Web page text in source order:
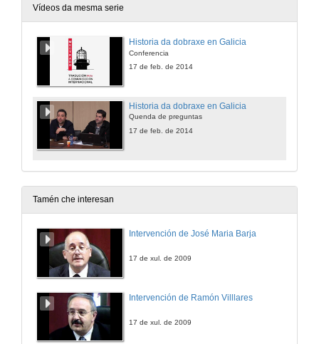
Vídeos da mesma serie
Historia da dobraxe en Galicia
Conferencia
17 de feb. de 2014
Historia da dobraxe en Galicia
Quenda de preguntas
17 de feb. de 2014
Tamén che interesan
Intervención de José Maria Barja
17 de xul. de 2009
Intervención de Ramón Villlares
17 de xul. de 2009